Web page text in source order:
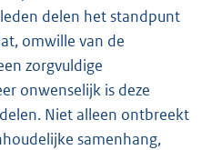
delen het standpunt
omwille van de
zorgvuldige
onwenselijk is deze
Niet alleen ontbreekt
samenhang,